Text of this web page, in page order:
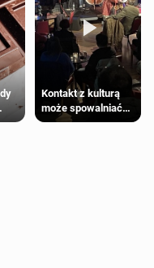
Kontakt z kulturą
może spowalniać
starzenie